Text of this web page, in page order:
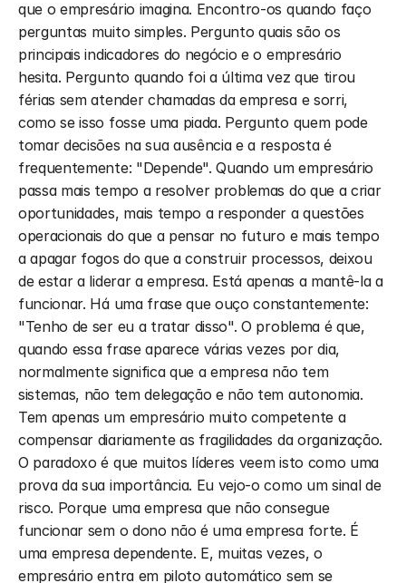
que o empresário imagina. Encontro-os quando faço
perguntas muito simples. Pergunto quais são os
principais indicadores do negócio e o empresário
hesita. Pergunto quando foi a última vez que tirou
férias sem atender chamadas da empresa e sorri,
como se isso fosse uma piada. Pergunto quem pode
tomar decisões na sua ausência e a resposta é
frequentemente: "Depende". Quando um empresário
passa mais tempo a resolver problemas do que a criar
oportunidades, mais tempo a responder a questões
operacionais do que a pensar no futuro e mais tempo
a apagar fogos do que a construir processos, deixou
de estar a liderar a empresa. Está apenas a mantê-la a
funcionar. Há uma frase que ouço constantemente:
"Tenho de ser eu a tratar disso". O problema é que,
quando essa frase aparece várias vezes por dia,
normalmente significa que a empresa não tem
sistemas, não tem delegação e não tem autonomia.
Tem apenas um empresário muito competente a
compensar diariamente as fragilidades da organização.
O paradoxo é que muitos líderes veem isto como uma
prova da sua importância. Eu vejo-o como um sinal de
risco. Porque uma empresa que não consegue
funcionar sem o dono não é uma empresa forte. É
uma empresa dependente. E, muitas vezes, o
empresário entra em piloto automático sem se